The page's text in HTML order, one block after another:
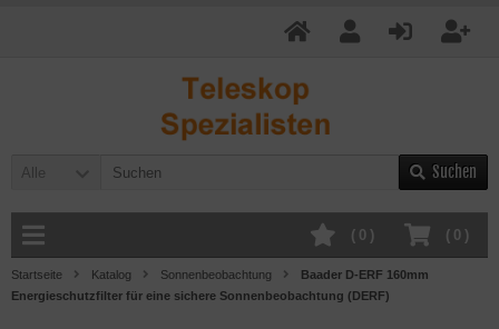
Alle Suchen
( 0 )
( 0 )
Startseite Katalog Sonnenbeobachtung
Baader D-ERF 160mm
Energieschutzfilter für eine sichere Sonnenbeobachtung (DERF)